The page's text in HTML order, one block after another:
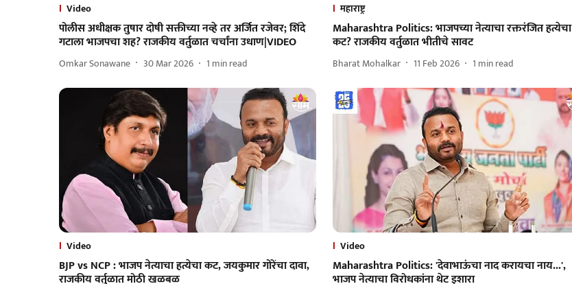
Video
पोलीस अधीक्षक तुषार दोषी सक्तीच्या नव्हे तर अर्जित रजेवर; शिंदे
गटाला भाजपचा शह? राजकीय वर्तुळात चर्चांना उधाण|VIDEO
Omkar Sonawane 30 Mar 2026 1 min read
महाराष्ट्र
Maharashtra Politics: भाजपच्या नेत्याचा रक्तरंजित हत्येचा
कट? राजकीय वर्तुळात भीतीचे सावट
Bharat Mohalkar 11 Feb 2026 1 min read
Video
BJP vs NCP : भाजप नेत्याचा हत्येचा कट, जयकुमार गोरेंचा दावा,
राजकीय वर्तुळात मोठी खळबळ
Video
Maharashtra Politics: 'देवाभाऊंचा नाद करायचा नाय...',
भाजप नेत्याचा विरोधकांना थेट इशारा